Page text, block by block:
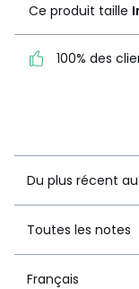
Ce produit taille
100% des
Du plus récent
Toutes les notes
Français